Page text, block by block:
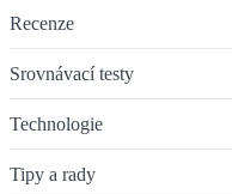
Recenze
Srovnávací testy
Technologie
Tipy a rady